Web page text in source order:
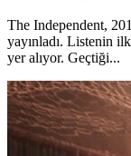
The Independent,
yayınladı. Listenin
yer alıyor. Geçtiği...